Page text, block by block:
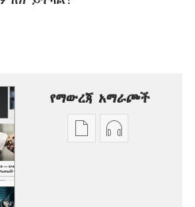
የማውረጃ አማራጮች
የሕትመትኦዲዮዎችን